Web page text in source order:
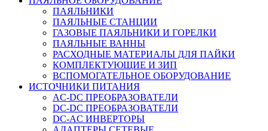
ПАЯЛЬНИКИ
ПАЯЛЬНЫЕ СТАНЦИИ
ГАЗОВЫЕ ПАЯЛЬНИКИ И ГОРЕЛКИ
ПАЯЛЬНЫЕ ВАННЫ
РАСХОДНЫЕ МАТЕРИАЛЫ ДЛЯ ПАЙКИ
КОМПЛЕКТУЮЩИЕ И ЗИП
ВСПОМОГАТЕЛЬНОЕ ОБОРУДОВАНИЕ
ИСТОЧНИКИ ПИТАНИЯ
AC-DC ПРЕОБРАЗОВАТЕЛИ
DC-DC ПРЕОБРАЗОВАТЕЛИ
DC-AC ИНВЕРТОРЫ